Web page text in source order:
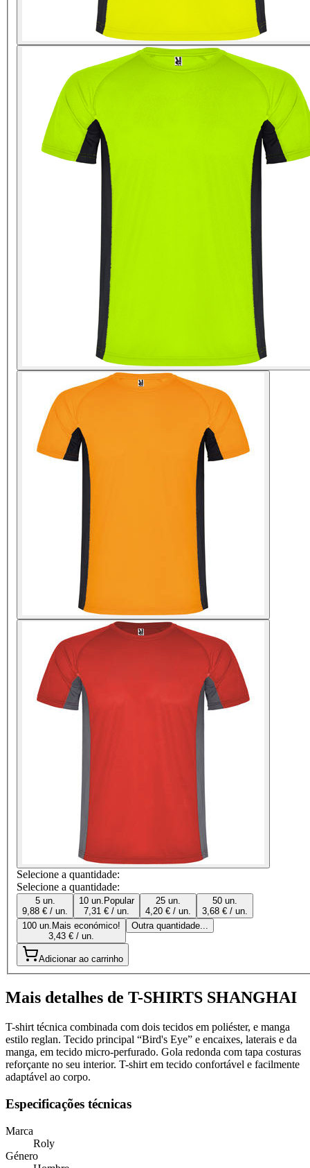
Selecione a quantidade:
Selecione a quantidade:
5 un.
9,88 € / un.
10 un. Popular
7,31 € / un.
25 un.
4,20 € / un.
50 un.
3,68 € / un.
100 un. Mais económico!
3,43 € / un.
Outra quantidade...
Adicionar ao carrinho
Mais detalhes de T-SHIRTS SHANGHAI
T-shirt técnica combinada com dois tecidos em poliéster, e manga
estilo reglan. Tecido principal “Bird's Eye” e encaixes, laterais e da
manga, em tecido micro-perfurado. Gola redonda com tapa costuras
reforçante no seu interior. T-shirt em tecido confortável e facilmente
adaptável ao corpo.
Especificações técnicas
Marca
Roly
Género